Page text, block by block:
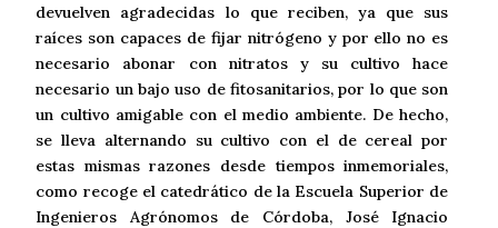
devuelven agradecidas lo que reciben, ya que sus
raíces son capaces de fijar nitrógeno y por ello no es
necesario abonar con nitratos y su cultivo hace
necesario un bajo uso de fitosanitarios, por lo que son
un cultivo amigable con el medio ambiente. De hecho,
se lleva alternando su cultivo con el de cereal por
estas mismas razones desde tiempos inmemoriales,
como recoge el catedrático de la Escuela Superior de
Ingenieros Agrónomos de Córdoba, José Ignacio